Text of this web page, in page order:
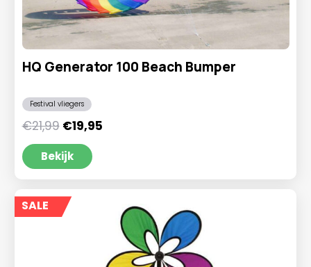
HQ Generator 100 Beach Bumper
Festival vliegers
€21,99 Oorspronkelijke
prijs
was:
€21,99.
€19,95Huidige
Bekijk
SALE